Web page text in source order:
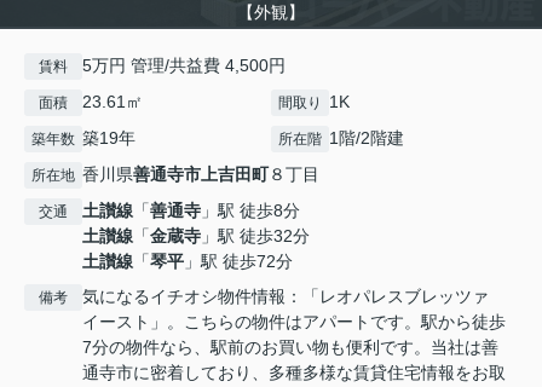
【外観】
賃料 5万円 管理/共益費 4,500円
面積 23.61㎡ 間取り 1K
築年数 築19年 所在階 1階/2階建
所在地 香川県善通寺市上吉田町８丁目
交通 土讃線 「善通寺 」駅 徒歩8分
土讃線 「金蔵寺 」駅 徒歩32分
土讃線 「琴平 」駅 徒歩72分
備考
気になるイチオシ物件情報：「レオパレスブレッツァ
イースト」。こちらの物件はアパートです。駅から徒歩
7分の物件なら、駅前のお買い物も便利です。当社は善
通寺市に密着しており、多種多様な賃貸住宅情報をお取